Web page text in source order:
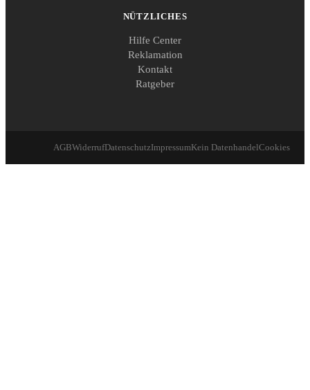
NÜTZLICHES
Hilfe Center
Reklamation
Kontakt
Ratgeber
AGBWiderrufDatenschutzImpressumKein DatenhandelCookies